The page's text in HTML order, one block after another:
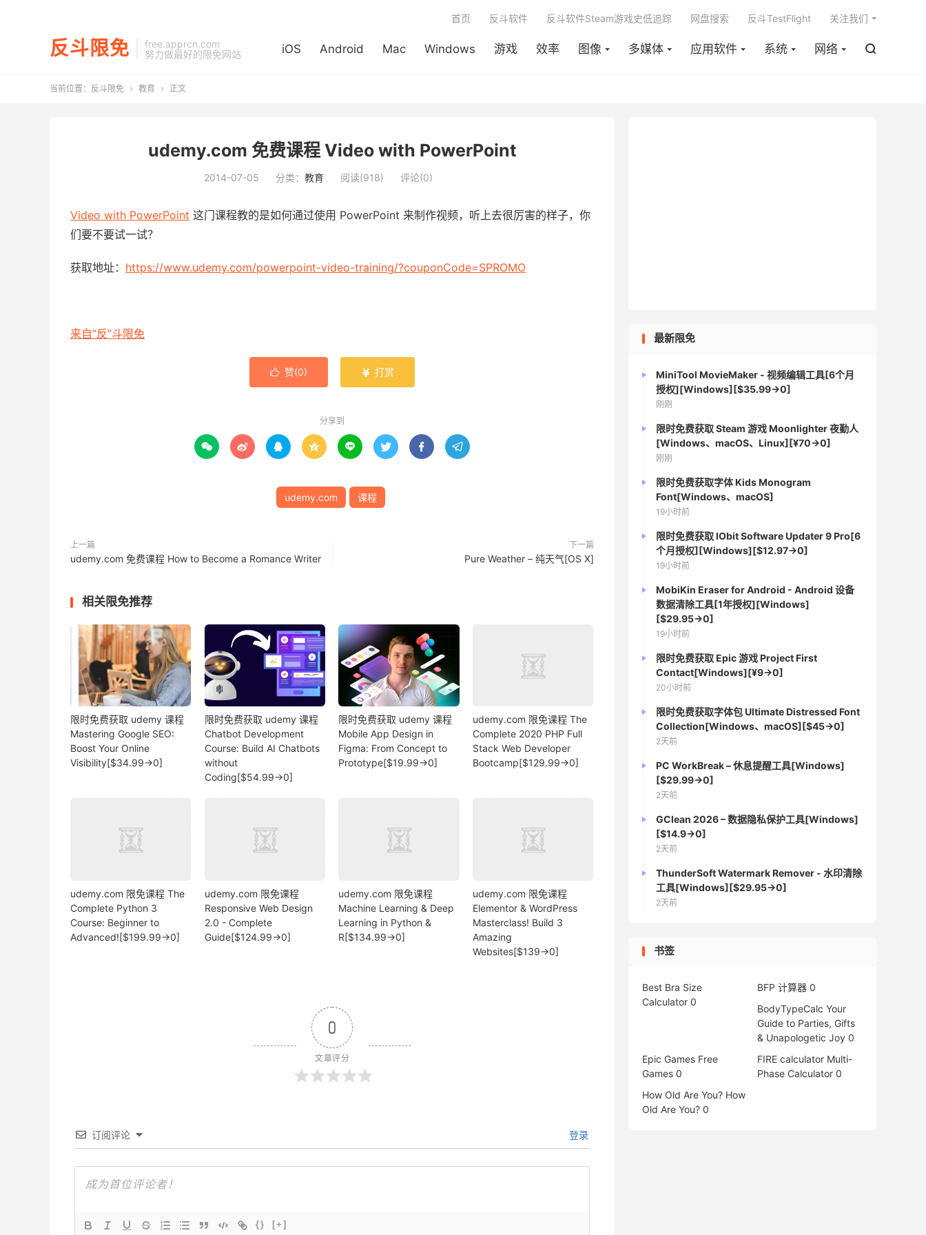
反斗限免
free.apprcn.com
努力做最好的限免网站
iOS Android Mac Windows 游戏 效率 图像 多媒体 应用软件 系统 网络 
首页 反斗软件 反斗软件Steam游戏史低追踪 网盘搜索 反斗TestFlight 关注我们
当前位置： 反斗限免  教育  正文
udemy.com 免费课程 Video with PowerPoint
2014-07-05 分类： 教育 阅读(918) 评论(0)
Video with PowerPoint 这门课程教的是如何通过使用 PowerPoint 来制作视频，听上去很厉害的样子，你
们要不要试一试？
获取地址： https://www.udemy.com/powerpoint-video-training/?couponCode=SPROMO
来自“反”斗限免
 赞(0)  打赏
分享到
       
udemy.com 课程
上一篇
udemy.com 免费课程 How to Become a Romance Writer
下一篇
Pure Weather – 纯天气[OS X]
相关限免推荐
限时免费获取 udemy 课程
Mastering Google SEO:
Boost Your Online
Visibility[$34.99→0]
限时免费获取 udemy 课程
Chatbot Development
Course: Build AI Chatbots
without
Coding[$54.99→0]
限时免费获取 udemy 课程
Mobile App Design in
Figma: From Concept to
Prototype[$19.99→0]
udemy.com 限免课程 The
Complete 2020 PHP Full
Stack Web Developer
Bootcamp[$129.99→0]
udemy.com 限免课程 The
Complete Python 3
Course: Beginner to
Advanced![$199.99→0]
udemy.com 限免课程
Responsive Web Design
2.0 - Complete
Guide[$124.99→0]
udemy.com 限免课程
Machine Learning & Deep
Learning in Python &
R[$134.99→0]
udemy.com 限免课程
Elementor & WordPress
Masterclass! Build 3
Amazing
Websites[$139→0]
0
文章评分
订阅评论 登录
{} [+]
最新限免
MiniTool MovieMaker - 视频编辑工具[6个月
授权][Windows][$35.99→0]
刚刚
限时免费获取 Steam 游戏 Moonlighter 夜勤人
[Windows、macOS、Linux][¥70→0]
刚刚
限时免费获取字体 Kids Monogram
Font[Windows、macOS]
19小时前
限时免费获取 IObit Software Updater 9 Pro[6
个月授权][Windows][$12.97→0]
19小时前
MobiKin Eraser for Android - Android 设备
数据清除工具[1年授权][Windows]
[$29.95→0]
19小时前
限时免费获取 Epic 游戏 Project First
Contact[Windows][¥9→0]
20小时前
限时免费获取字体包 Ultimate Distressed Font
Collection[Windows、macOS][$45→0]
2天前
PC WorkBreak – 休息提醒工具[Windows]
[$29.99→0]
2天前
GClean 2026 – 数据隐私保护工具[Windows]
[$14.9→0]
2天前
ThunderSoft Watermark Remover - 水印清除
工具[Windows][$29.95→0]
2天前
书签
Best Bra Size
Calculator 0
BFP 计算器 0
BodyTypeCalc Your
Guide to Parties, Gifts
& Unapologetic Joy 0
Epic Games Free
Games 0
FIRE calculator Multi-
Phase Calculator 0
How Old Are You? How
Old Are You? 0